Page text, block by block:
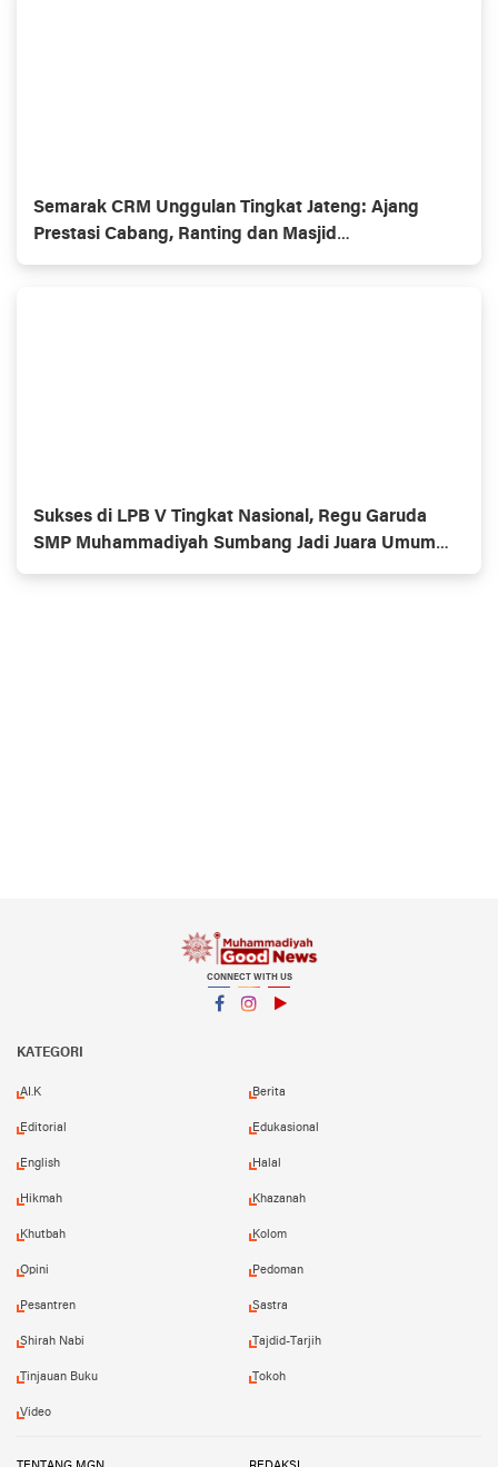
Semarak CRM Unggulan Tingkat Jateng: Ajang
Prestasi Cabang, Ranting dan Masjid
Muhammadiyaĥ
Sukses di LPB V Tingkat Nasional, Regu Garuda
SMP Muhammadiyah Sumbang Jadi Juara Umum
Putra
CONNECT WITH US
KATEGORI
AI.K Berita
Editorial Edukasional
English Halal
Hikmah Khazanah
Khutbah Kolom
Opini Pedoman
Pesantren Sastra
Shirah Nabi Tajdid-Tarjih
Tinjauan Buku Tokoh
Video